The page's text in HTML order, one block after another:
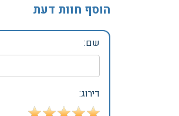
הוסף חוות דעת
שם:
דירוג: